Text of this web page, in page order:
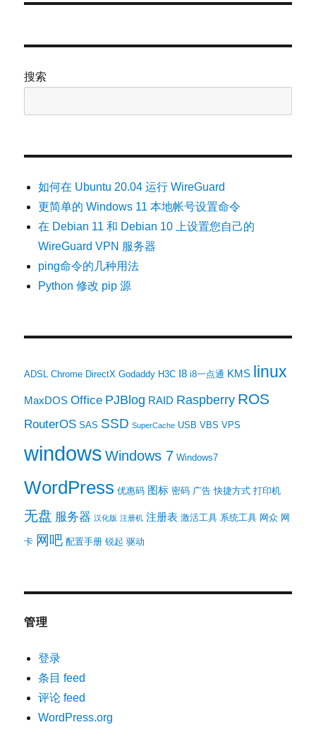
文
搜索
如何在 Ubuntu 20.04 运行 WireGuard
更简单的 Windows 11 本地帐号设置命令
在 Debian 11 和 Debian 10 上设置您自己的
WireGuard VPN 服务器
ping命令的几种用法
Python 修改 pip 源
ADSL Chrome DirectX Godaddy H3C I8 i8一点通 KMS linux
MaxDOS Office PJBlog RAID Raspberry ROS
RouterOS SAS SSD SuperCache USB VBS VPS
windows Windows 7 Windows7
WordPress 优惠码 图标 密码 广告 快捷方式 打印机
无盘 服务器 汉化版 注册机 注册表 激活工具 系统工具 网众 网
卡 网吧 配置手册 锐起 驱动
管理
登录
条目 feed
评论 feed
WordPress.org